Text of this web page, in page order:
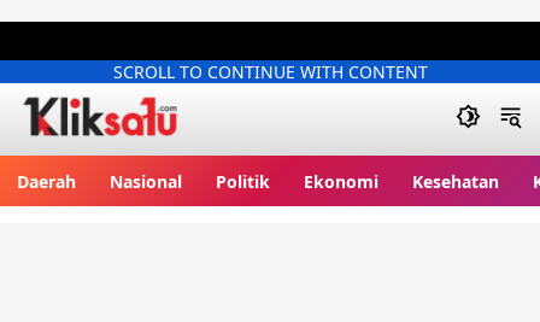
SCROLL TO CONTINUE WITH CONTENT
Daerah Nasional Politik Ekonomi Kesehatan